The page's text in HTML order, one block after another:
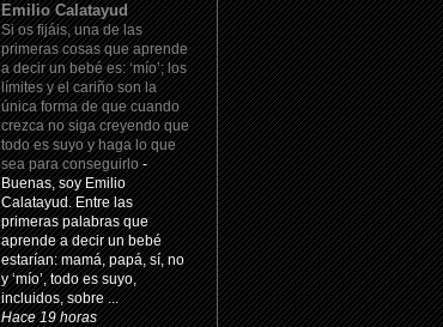
Emilio Calatayud
Si os fijáis, una de las
primeras cosas que aprende
a decir un bebé es: ‘mío’; los
límites y el cariño son la
única forma de que cuando
crezca no siga creyendo que
todo es suyo y haga lo que
sea para conseguirlo-
Buenas, soy Emilio
Calatayud. Entre las
primeras palabras que
aprende a decir un bebé
estarían: mamá, papá, sí, no
y ‘mío’, todo es suyo,
incluidos, sobre ...
Hace 19 horas